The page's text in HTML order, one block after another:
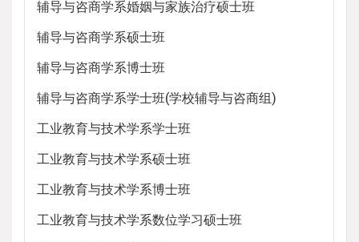
辅导与咨商学系婚姻与家族治疗硕士班
辅导与咨商学系硕士班
辅导与咨商学系博士班
辅导与咨商学系学士班(学校辅导与咨商组)
工业教育与技术学系学士班
工业教育与技术学系硕士班
工业教育与技术学系博士班
工业教育与技术学系数位学习硕士班